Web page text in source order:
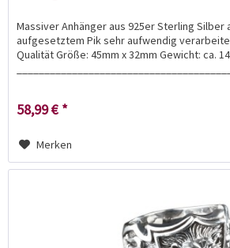
Massiver Anhänger aus 925er Sterling Silber
aufgesetztem Pik sehr aufwendig
Qualität Größe: 45mm x 32mm Gewicht: ca.
58,99 € *
Merken